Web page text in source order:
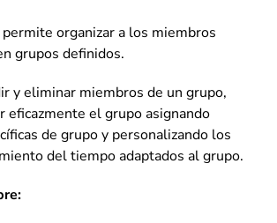
organizar a los miembros
grupos definidos.
y eliminar miembros de un grupo,
eficazmente el grupo asignando
de grupo y personalizando los
del tiempo adaptados al grupo.